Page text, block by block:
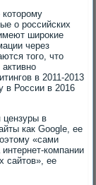
о российских
широкие
через
того, что
в 2011-2013
в России в 2016
цензуры в
как Google, ее
«сами
компании
сайтов», ее